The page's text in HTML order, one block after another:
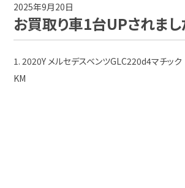
2025年9月20日
お買取り車1台UPされまし
1. 2020Y メルセデスベンツGLC220d4マチ
KM